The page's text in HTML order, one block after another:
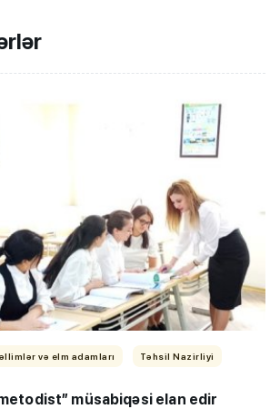
və elm adamları
Təhsil Nazirliyi
müsabiqəsi elan edir